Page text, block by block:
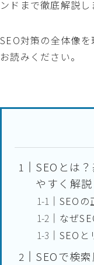
ンドまで徹底解説し
SEO対策の全体像
お読みください。
SEOとは
やすく解説
SEOの
なぜ
SEOと
SEOで検